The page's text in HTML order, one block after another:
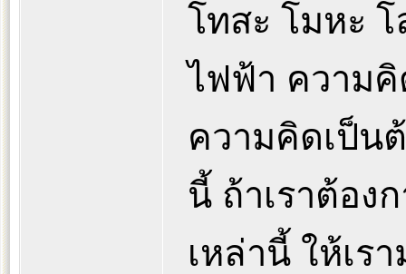
โทสะ โมหะ
ไฟฟ้า ความคิ
ความคิดเป็น
นี้ ถ้าเราต้อง
เหล่านี้ ให้เร